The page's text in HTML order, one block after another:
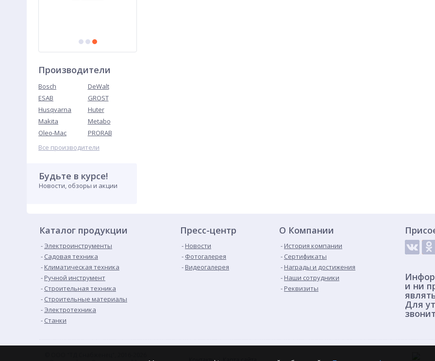
Производители
Bosch
DeWalt
ESAB
GROST
Husqvarna
Huter
Makita
Metabo
Oleo-Mac
PRORAB
Все производители
Будьте в курсе!
Новости, обзоры и акции
Каталог продукции
Электроинструменты
Садовая техника
Климатическая техника
Ручной инструмент
Строительная техника
Строительные материалы
Электротехника
Станки
Пресс-центр
Новости
Фотогалерея
Видеогалерея
О Компании
История компании
Сертификаты
Награды и достижения
Наши сотрудники
Реквизиты
и ни
Для